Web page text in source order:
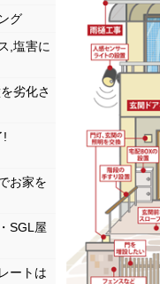
グ
,塩害に
劣化さ
!
お家を
SGL屋
ートは